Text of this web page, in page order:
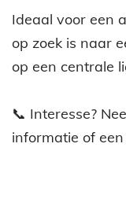
Ideaal voor een
op zoek is naar
op een centrale
📞 Interesse?
informatie of een